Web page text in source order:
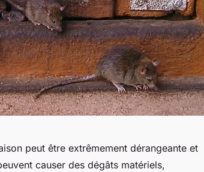
peut être extrêmement dérangeante et
causer des dégâts matériels,